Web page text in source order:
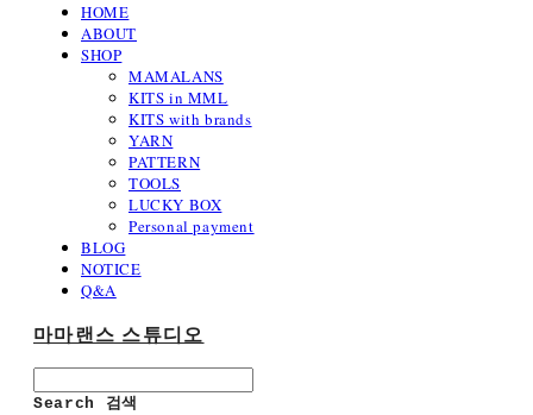
HOME
ABOUT
SHOP
MAMALANS
KITS in MML
KITS with brands
YARN
PATTERN
TOOLS
LUCKY BOX
Personal payment
BLOG
NOTICE
Q&A
마마랜스 스튜디오
Search
검색